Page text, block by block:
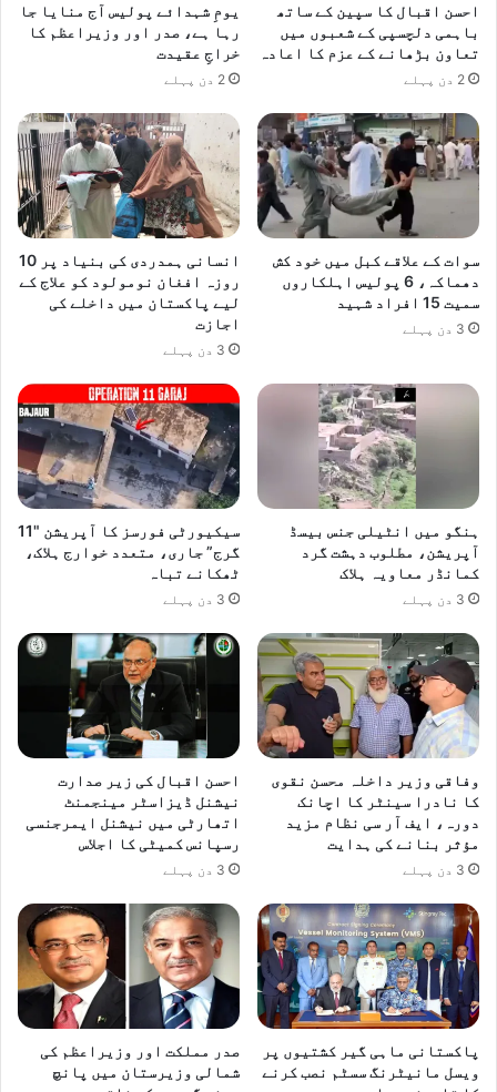
احسن اقبال کا سپین کے ساتھ
باہمی دلچسپی کے شعبوں میں
تعاون بڑھانے کے عزم کا اعادہ
2 دن پہلے
یومِ شہدائے پولیس آج منایا جا
رہا ہے، صدر اور وزیراعظم کا
خراجِ عقیدت
2 دن پہلے
سوات کے علاقے کبل میں خود کش
دھماکہ، 6 پولیس اہلکاروں
سمیت 15 افراد شہید
3 دن پہلے
انسانی ہمدردی کی بنیاد پر 10
روزہ افغان نومولود کو علاج کے
لیے پاکستان میں داخلے کی
اجازت
3 دن پہلے
ہنگو میں انٹیلی جنس بیسڈ
آپریشن، مطلوب دہشت گرد
کمانڈر معاویہ ہلاک
3 دن پہلے
سیکیورٹی فورسز کا آپریشن "11
گرج” جاری، متعدد خوارج ہلاک،
ٹھکانے تباہ
3 دن پہلے
وفاقی وزیر داخلہ محسن نقوی
کا نادرا سینٹر کا اچانک
دورہ، ایف آر سی نظام مزید
مؤثر بنانے کی ہدایت
3 دن پہلے
احسن اقبال کی زیر صدارت
نیشنل ڈیزاسٹر مینجمنٹ
اتھارٹی میں نیشنل ایمرجنسی
رسپانس کمیٹی کا اجلاس
3 دن پہلے
پاکستانی ماہی گیر کشتیوں پر
ویسل مانیٹرنگ سسٹم نصب کرنے
صدر مملکت اور وزیراعظم کی
شمالی وزیرستان میں پانچ